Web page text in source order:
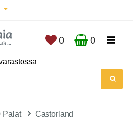
0 0
Palat
Castorland